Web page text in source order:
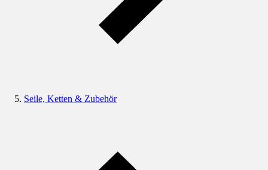
Seile, Ketten & Zubehör